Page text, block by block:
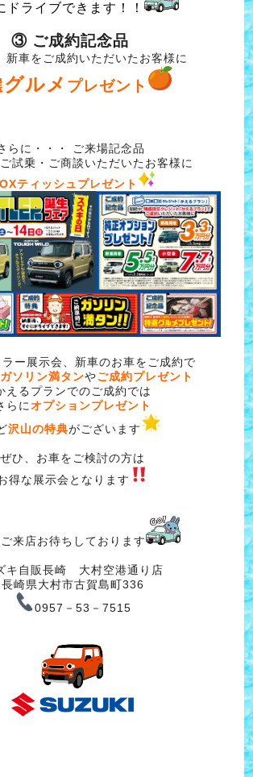
ドライブできます！！
③ ご成約記念品
新車をご成約いただいたお客様に
グルメ プレゼント
らに・・・ ご来場記念品
試乗・ご商談いただいたお客様に
ティッシュプレゼント
ー展示会、新車のお車をご成約で
ガソリン満タンやご成約プレゼント
えるプランでのご成約では
らにオプションプレゼント
沢山の特典がございます
ぜひ、お車をご検討の方は
得な展示会となります
来店お待ちしております
キ自販長崎 大村空港通り店
長崎県大村市古賀島町336
0957－53－7515